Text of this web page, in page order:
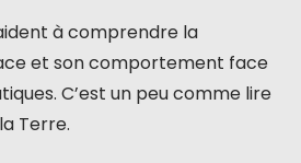
à comprendre la
et son comportement face
C’est un peu comme lire
Terre.